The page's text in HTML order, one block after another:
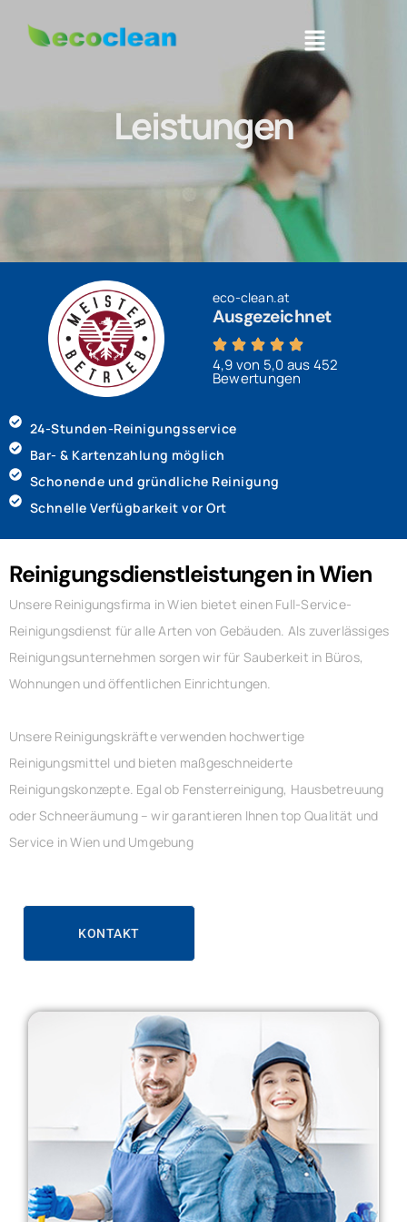
Leistungen
eco-clean.at
Ausgezeichnet
4,9 von 5,0 aus 452
Bewertungen
24-Stunden-Reinigungsservice
Bar- & Kartenzahlung möglich
Schonende und gründliche Reinigung
Schnelle Verfügbarkeit vor Ort
Reinigungsdienstleistungen in Wien
Unsere Reinigungsfirma in Wien bietet einen Full-Service-
Reinigungsdienst für alle Arten von Gebäuden. Als zuverlässiges
Reinigungsunternehmen sorgen wir für Sauberkeit in Büros,
Wohnungen und öffentlichen Einrichtungen.
Unsere Reinigungskräfte verwenden hochwertige
Reinigungsmittel und bieten maßgeschneiderte
Reinigungskonzepte. Egal ob Fensterreinigung, Hausbetreuung
oder Schneeräumung – wir garantieren Ihnen top Qualität und
Service in Wien und Umgebung
KONTAKT